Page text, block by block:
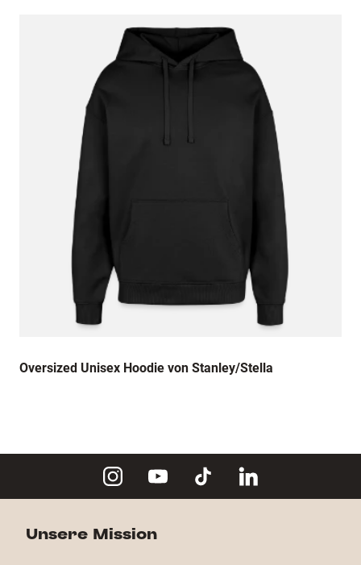
Oversized Unisex Hoodie von Stanley/Stella
Unsere Mission